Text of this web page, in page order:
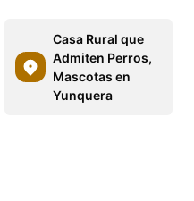
Casa Rural que
Admiten Perros,
Mascotas en
Yunquera